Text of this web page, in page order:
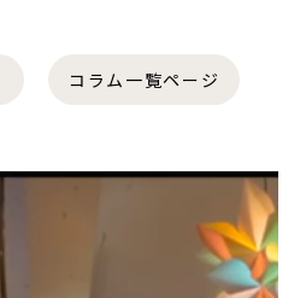
コラム一覧ページ